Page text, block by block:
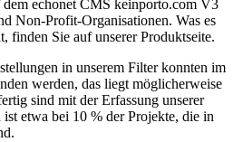
dem echonet CMS keinporto.com V3
Non-Profit-Organisationen. Was es
finden Sie auf unserer Produktseite.
in unserem Filter konnten im
werden, das liegt möglicherweise
sind mit der Erfassung unserer
etwa bei 10 % der Projekte, die in